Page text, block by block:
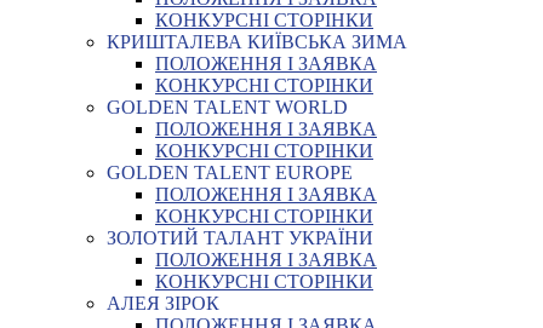
КОНКУРСНІ СТОРІНКИ
КРИШТАЛЕВА КИЇВСЬКА ЗИМА
ПОЛОЖЕННЯ І ЗАЯВКА
КОНКУРСНІ СТОРІНКИ
GOLDEN TALENT WORLD
ПОЛОЖЕННЯ І ЗАЯВКА
КОНКУРСНІ СТОРІНКИ
GOLDEN TALENT EUROPE
ПОЛОЖЕННЯ І ЗАЯВКА
КОНКУРСНІ СТОРІНКИ
ЗОЛОТИЙ ТАЛАНТ УКРАЇНИ
ПОЛОЖЕННЯ І ЗАЯВКА
КОНКУРСНІ СТОРІНКИ
АЛЕЯ ЗІРОК